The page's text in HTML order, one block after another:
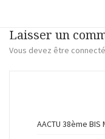
Laisser un
Vous devez être connecté
AACTU 38ème BIS